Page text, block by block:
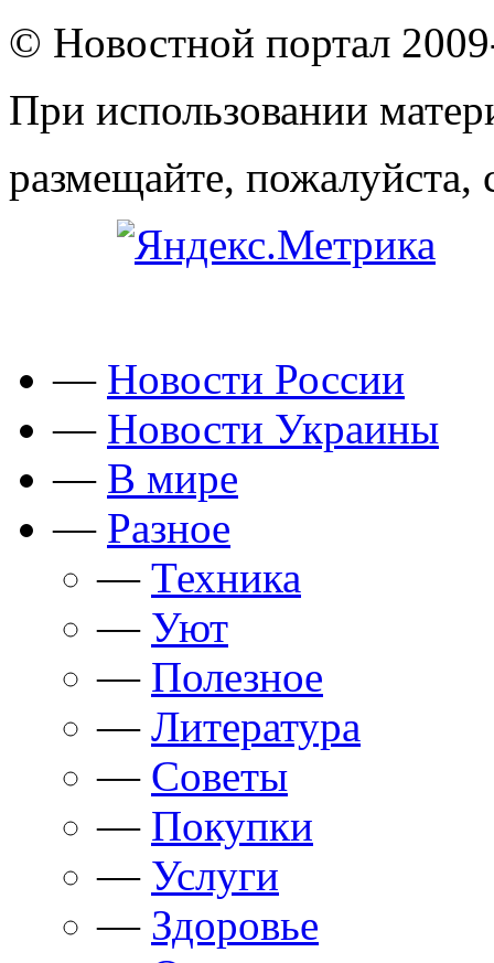
© Новостной портал
При использовании
размещайте, пожалуйста,
— Новости России
— Новости Украины
— В мире
— Разное
— Техника
— Уют
— Полезное
— Литература
— Советы
— Покупки
— Услуги
— Здоровье